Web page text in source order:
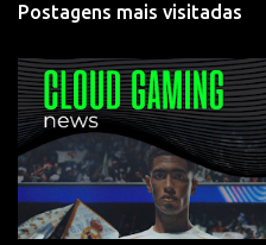
Postagens mais visitadas